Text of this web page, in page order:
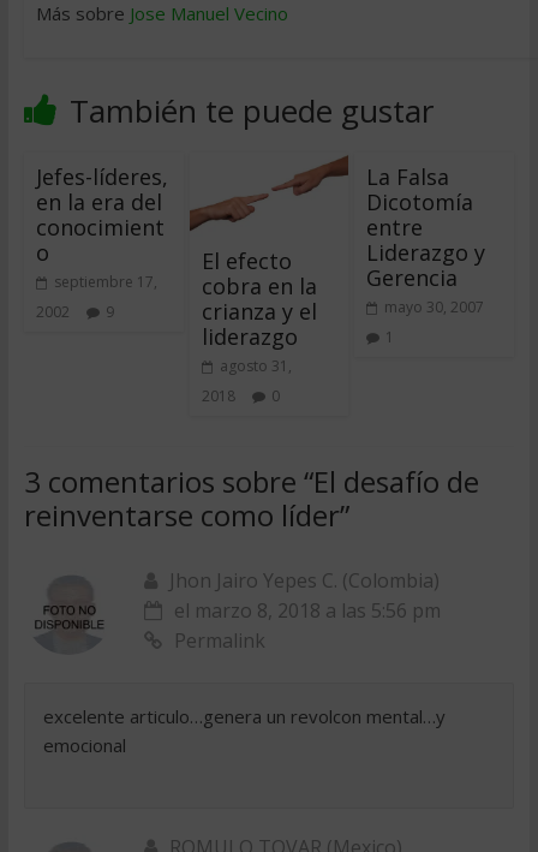
Más sobre Jose Manuel Vecino
También te puede gustar
Jefes-líderes,
en la era del
conocimient
o
septiembre 17,
2002
9
El efecto
cobra en la
crianza y el
liderazgo
agosto 31,
2018
0
La Falsa
Dicotomía
entre
Liderazgo y
Gerencia
mayo 30, 2007
1
3 comentarios sobre “El desafío de
reinventarse como líder”
Jhon Jairo Yepes C. (Colombia)
el marzo 8, 2018 a las 5:56 pm
Permalink
excelente articulo…genera un revolcon mental…y
emocional